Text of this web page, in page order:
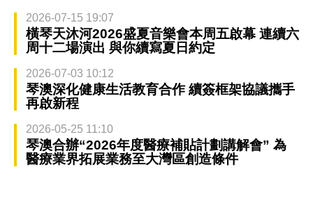
2026-07-15 19:07
橫琴天沐河2026盛夏音樂會本周五啟幕 連續六
周十二場演出 與你續寫夏日約定
2026-07-03 10:12
琴澳深化健康生活教育合作 續簽框架協議攜手
再啟新程
2026-05-25 11:10
琴澳合辦“2026年度醫療補貼計劃講解會” 為
醫療業界拓展業務至大灣區創造條件